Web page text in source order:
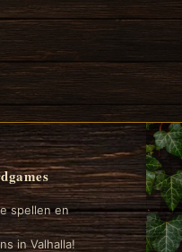
spellen en
in Valhalla!